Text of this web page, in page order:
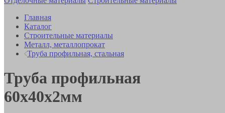
Главная
Каталог
Строительные материалы
Металл, металлопрокат
Труба профильная, стальная
Труба профильная
60х40х2мм